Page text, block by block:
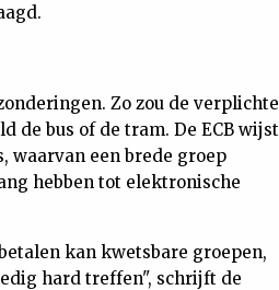
Zo zou de verplichte
de bus of de tram. De ECB wijst
waarvan een brede groep
hebben tot elektronische
kan kwetsbare groepen,
hard treffen", schrijft de